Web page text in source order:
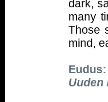
dark,
many
Those
mind,
Uuden